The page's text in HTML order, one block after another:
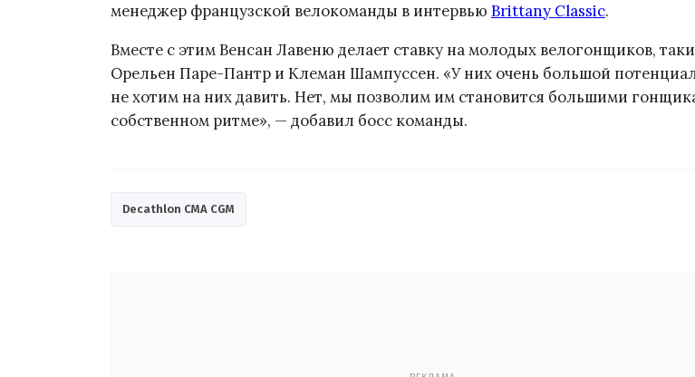
менеджер французской велокоманды в интервью Brittany Classic.
Вместе с этим Венсан Лавеню делает ставку на молодых велогонщиков,
Орельен Паре-Пантр и Клеман Шампуссен. «У них очень большой
не хотим на них давить. Нет, мы позволим им становится большими
собственном ритме», — добавил босс команды.
Decathlon CMA CGM